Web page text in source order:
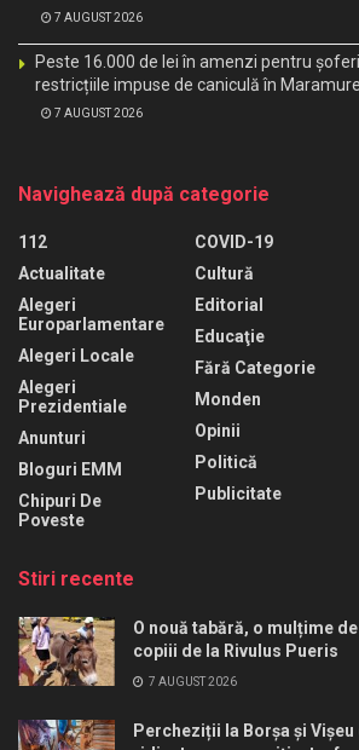
7 AUGUST 2026
Peste 16.000 de lei în amenzi pentru
restricțiile impuse de caniculă în
7 AUGUST 2026
Navighează după categorie
112
Actualitate
Alegeri
Europarlamentare
Alegeri Locale
Alegeri
Prezidentiale
Anunturi
Bloguri EMM
Chipuri De
Poveste
COVID-19
Cultură
Editorial
Educaţie
Fără Categorie
Monden
Opinii
Politică
Publicitate
Stiri recente
O nouă tabără, o mulțime
copiii de la Rivulus Pueris
7 AUGUST 2026
Percheziții la Borșa și